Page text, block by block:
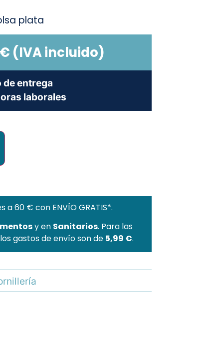
plata
€ (IVA incluido)
de entrega
laborales
a 60 € con ENVÍO GRATIS*.
y en Sanitarios. Para las
gastos de envío son de 5,99 €.